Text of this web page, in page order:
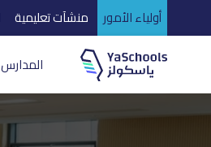
أولياء الأمور منشآت تعليمية
المدارس